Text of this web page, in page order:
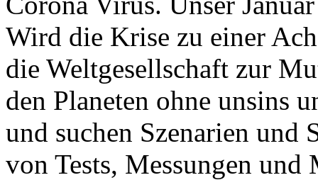
Wird die Krise zu einer
die Weltgesellschaft zur
den Planeten ohne unsins
und suchen Szenarien und
von Tests, Messungen und